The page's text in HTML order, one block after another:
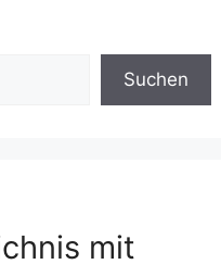
Suchen
mit